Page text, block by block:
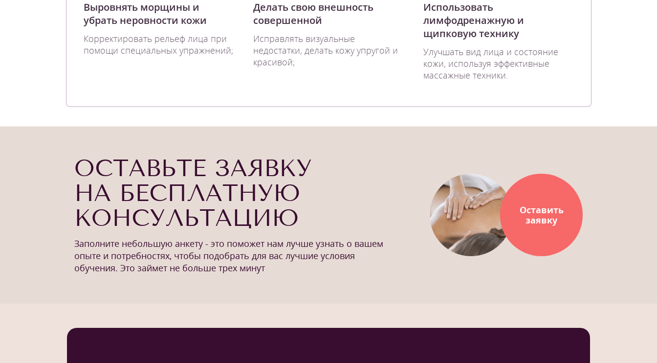
Выровнять морщины и
убрать неровности кожи
Корректировать рельеф лица при
помощи специальных упражнений;
Делать свою внешность
совершенной
Исправлять визуальные
недостатки, делать кожу упругой и
красивой;
Использовать
лимфодренажную и
щипковую технику
Улучшать вид лица и состояние
кожи, используя эффективные
массажные техники.
ОСТАВЬТЕ ЗАЯВКУ
НА БЕСПЛАТНУЮ
КОНСУЛЬТАЦИЮ
Заполните небольшую анкету - это поможет нам лучше узнать о вашем
опыте и потребностях, чтобы подобрать для вас лучшие условия
обучения. Это займет не больше трех минут
Оставить
заявку